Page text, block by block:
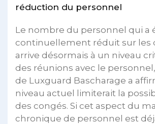
réduction du personnel
Le nombre du personnel qui a
continuellement réduit sur les
arrive désormais à un niveau
des réunions avec le
de Luxguard Bascharage a
niveau actuel limiterait la
des congés. Si cet aspect du
chronique de personnel est